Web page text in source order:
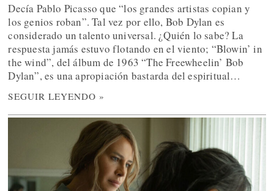
Decía Pablo Picasso que “los grandes artistas copian y
los genios roban”. Tal vez por ello, Bob Dylan es
considerado un talento universal. ¿Quién lo sabe? La
respuesta jamás estuvo flotando en el viento; “Blowin’ in
the wind”, del álbum de 1963 “The Freewheelin’ Bob
Dylan”, es una apropiación bastarda del espiritual…
SEGUIR LEYENDO »